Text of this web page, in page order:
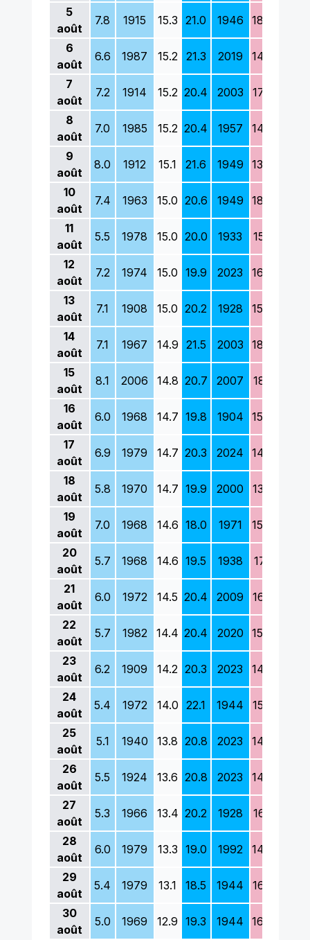
5
août
7.8 1915 15.3 21.0 1946 18.5
6
août
6.6 1987 15.2 21.3 2019 14.5
7
août
7.2 1914 15.2 20.4 2003 17.3
8
août
7.0 1985 15.2 20.4 1957 14.9
9
août
8.0 1912 15.1 21.6 1949 13.9
10
août
7.4 1963 15.0 20.6 1949 18.6
11
août
5.5 1978 15.0 20.0 1933 15.1
12
août
7.2 1974 15.0 19.9 2023 16.0
13
août
7.1 1908 15.0 20.2 1928 15.4
14
août
7.1 1967 14.9 21.5 2003 18.0
15
août
8.1 2006 14.8 20.7 2007 18.1
16
août
6.0 1968 14.7 19.8 1904 15.4
17
août
6.9 1979 14.7 20.3 2024 14.3
18
août
5.8 1970 14.7 19.9 2000 13.3
19
août
7.0 1968 14.6 18.0 1971 15.7
20
août
5.7 1968 14.6 19.5 1938 17.1
21
août
6.0 1972 14.5 20.4 2009 16.3
22
août
5.7 1982 14.4 20.4 2020 15.4
23
août
6.2 1909 14.2 20.3 2023 14.5
24
août
5.4 1972 14.0 22.1 1944 15.2
25
août
5.1 1940 13.8 20.8 2023 14.0
26
août
5.5 1924 13.6 20.8 2023 14.3
27
août
5.3 1966 13.4 20.2 1928 16.1
28
août
6.0 1979 13.3 19.0 1992 14.7
29
août
5.4 1979 13.1 18.5 1944 16.5
30
août
5.0 1969 12.9 19.3 1944 16.8